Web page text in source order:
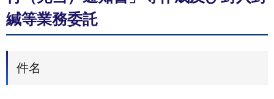
緘等業務委託
件名